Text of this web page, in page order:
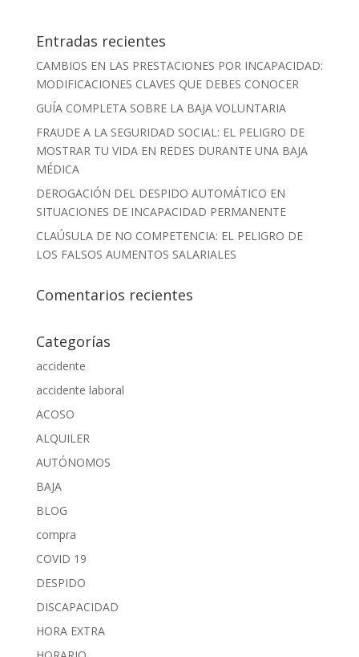
Entradas recientes
CAMBIOS EN LAS PRESTACIONES POR INCAPACIDAD:
MODIFICACIONES CLAVES QUE DEBES CONOCER
GUÍA COMPLETA SOBRE LA BAJA VOLUNTARIA
FRAUDE A LA SEGURIDAD SOCIAL: EL PELIGRO DE
MOSTRAR TU VIDA EN REDES DURANTE UNA BAJA
MÉDICA
DEROGACIÓN DEL DESPIDO AUTOMÁTICO EN
SITUACIONES DE INCAPACIDAD PERMANENTE
CLAÚSULA DE NO COMPETENCIA: EL PELIGRO DE
LOS FALSOS AUMENTOS SALARIALES
Comentarios recientes
Categorías
accidente
accidente laboral
ACOSO
ALQUILER
AUTÓNOMOS
BAJA
BLOG
compra
COVID 19
DESPIDO
DISCAPACIDAD
HORA EXTRA